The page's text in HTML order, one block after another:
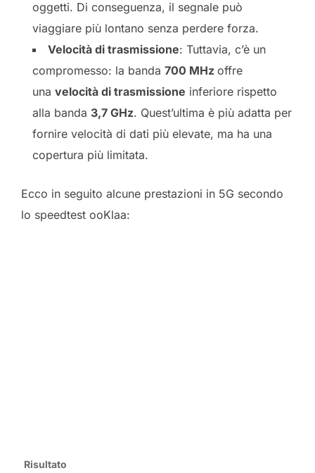
oggetti. Di conseguenza, il segnale può
viaggiare più lontano senza perdere forza.
Velocità di trasmissione: Tuttavia, c’è un
compromesso: la banda 700 MHz offre
una velocità di trasmissione inferiore rispetto
alla banda 3,7 GHz. Quest’ultima è più adatta per
fornire velocità di dati più elevate, ma ha una
copertura più limitata.
Ecco in seguito alcune prestazioni in 5G secondo
lo speedtest ooKlaa:
Risultato